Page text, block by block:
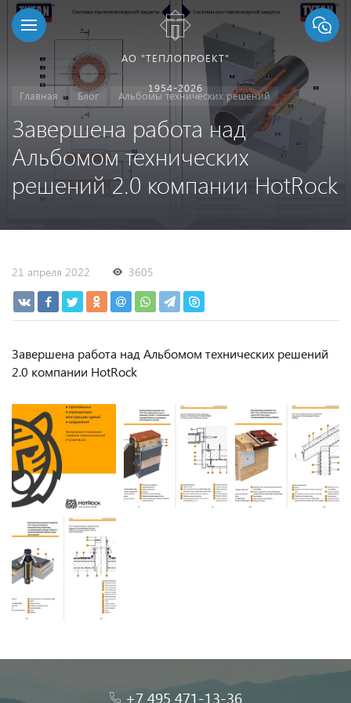
АО "ТЕПЛОПРОЕКТ"
1954-2026
Главная Блог Альбомы технических решений
Завершена работа над
Альбомом технических
решений 2.0 компании HotRock
21 апреля 2022 3605
Завершена работа над Альбомом технических решений
2.0 компании HotRock
+7 495 471-13-36